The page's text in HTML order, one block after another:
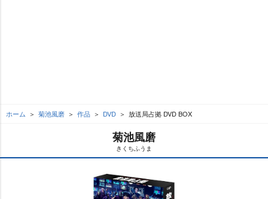
ホーム 菊池風磨 作品 DVD 放送局占拠 DVD BOX
菊池風磨
きくちふうま